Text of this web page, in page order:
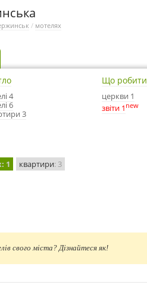
/ мотелях
4
6
3
Що робити
церкви 1
звіти 1 new
: 1 квартири: 3
свого міста? Дізнайтеся як!